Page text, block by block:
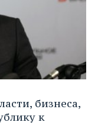
бизнеса,
к